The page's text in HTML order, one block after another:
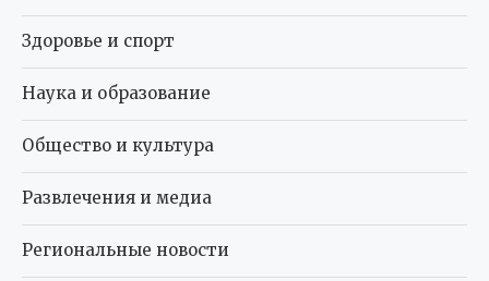
Здоровье и спорт
Наука и образование
Общество и культура
Развлечения и медиа
Региональные новости